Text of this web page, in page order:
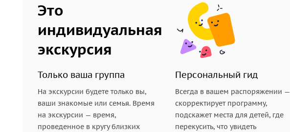
Это
индивидуальная
экскурсия
Только ваша группа
На экскурсии будете только вы,
ваши знакомые или семья. Время
на экскурсии — время,
проведенное в кругу близких
Персональный гид
Всегда в вашем распоряжении —
скорректирует программу,
подскажет места для детей, где
перекусить, что увидеть